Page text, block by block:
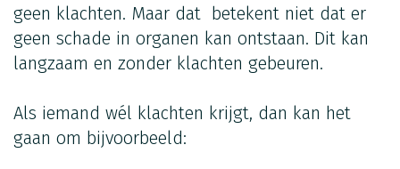
geen klachten. Maar dat betekent niet dat er
geen schade in organen kan ontstaan. Dit kan
langzaam en zonder klachten gebeuren.
Als iemand wél klachten krijgt, dan kan het
gaan om bijvoorbeeld: